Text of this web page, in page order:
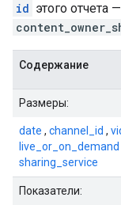
id этого отчета —
Содержание
Размеры:
date , channel_id ,
live_or_on_demand
sharing_service
Показатели: